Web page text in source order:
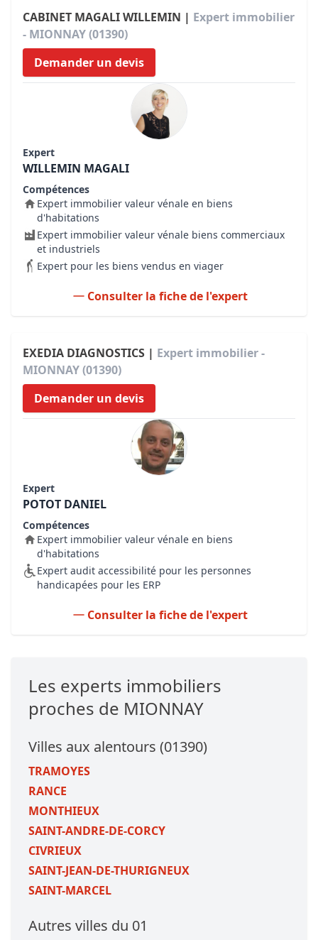
CABINET MAGALI WILLEMIN | Expert immobilier
- MIONNAY (01390)
Demander un devis
Expert
WILLEMIN MAGALI
Compétences
Expert immobilier valeur vénale en biens
d'habitations
Expert immobilier valeur vénale biens commerciaux
et industriels
Expert pour les biens vendus en viager
Consulter la fiche de l'expert
EXEDIA DIAGNOSTICS | Expert immobilier -
MIONNAY (01390)
Demander un devis
Expert
POTOT DANIEL
Compétences
Expert immobilier valeur vénale en biens
d'habitations
Expert audit accessibilité pour les personnes
handicapées pour les ERP
Consulter la fiche de l'expert
Les experts immobiliers
proches de MIONNAY
Villes aux alentours (01390)
TRAMOYES
RANCE
MONTHIEUX
SAINT-ANDRE-DE-CORCY
CIVRIEUX
SAINT-JEAN-DE-THURIGNEUX
SAINT-MARCEL
Autres villes du 01